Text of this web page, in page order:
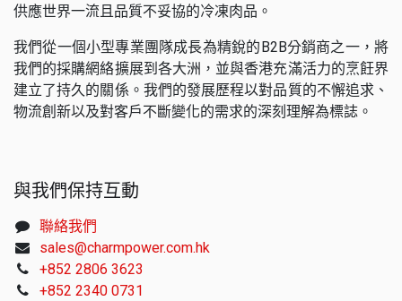
供應世界一流且品質不妥協的冷凍肉品。
我們從一個小型專業團隊成長為精銳的B2B分銷商之一，將
我們的採購網絡擴展到各大洲，並與香港充滿活力的烹飪界
建立了持久的關係。我們的發展歷程以對品質的不懈追求、
物流創新以及對客戶不斷變化的需求的深刻理解為標誌。
與我們保持互動
聯絡我們
sales@charmpower.com.hk
+852 2806 3623
+852 2340 0731